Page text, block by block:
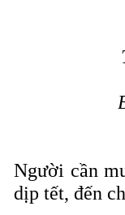
Người cần
dịp tết, đến